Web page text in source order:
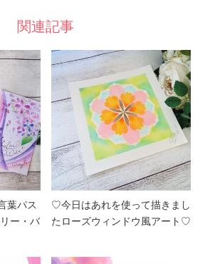
関連記事
葉パス
ー・バ
♡今日はあれを使って描きまし
たローズウィンドウ風アート♡